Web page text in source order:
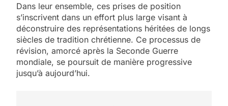
Dans leur ensemble, ces prises de position
s’inscrivent dans un effort plus large visant à
déconstruire des représentations héritées de longs
siècles de tradition chrétienne. Ce processus de
révision, amorcé après la Seconde Guerre
mondiale, se poursuit de manière progressive
jusqu’à aujourd’hui.